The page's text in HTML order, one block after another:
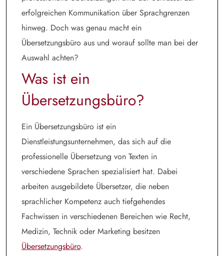
erfolgreichen Kommunikation über Sprachgrenzen
hinweg. Doch was genau macht ein
Übersetzungsbüro aus und worauf sollte man bei der
Auswahl achten?
Was ist ein
Übersetzungsbüro?
Ein Übersetzungsbüro ist ein
Dienstleistungsunternehmen, das sich auf die
professionelle Übersetzung von Texten in
verschiedene Sprachen spezialisiert hat. Dabei
arbeiten ausgebildete Übersetzer, die neben
sprachlicher Kompetenz auch tiefgehendes
Fachwissen in verschiedenen Bereichen wie Recht,
Medizin, Technik oder Marketing besitzen
Übersetzungsbüro.